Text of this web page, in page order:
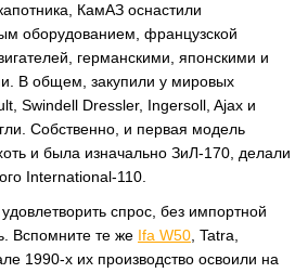
КамАЗ оснастили
оборудованием, французской
германскими, японскими и
В общем, закупили у мировых
Swindell Dressler, Ingersoll, Ajax и
Собственно, и первая модель
и была изначально ЗиЛ-170, делали
International-110.
спрос, без импортной
Вспомните те же Ifa W50 , Tatra,
1990-х их производство освоили на